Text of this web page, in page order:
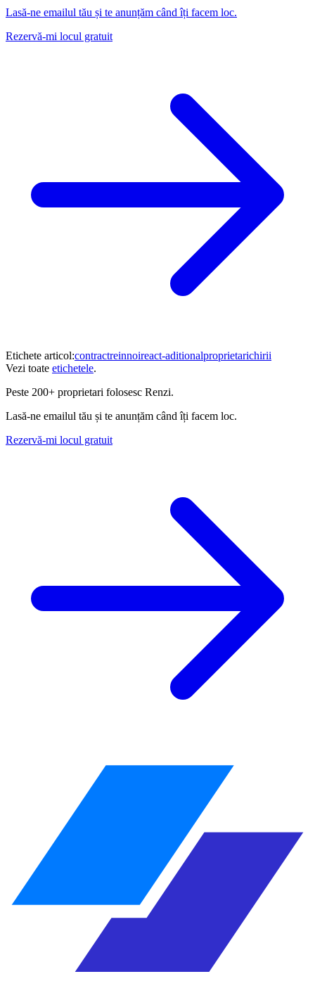
Lasă-ne emailul tău și te anunțăm când îți facem loc.
Rezervă-mi locul gratuit
Etichete articol:contractreinnoireact-aditionalproprietarichirii
Vezi toate etichetele.
Peste 200+ proprietari folosesc Renzi.
Lasă-ne emailul tău și te anunțăm când îți facem loc.
Rezervă-mi locul gratuit